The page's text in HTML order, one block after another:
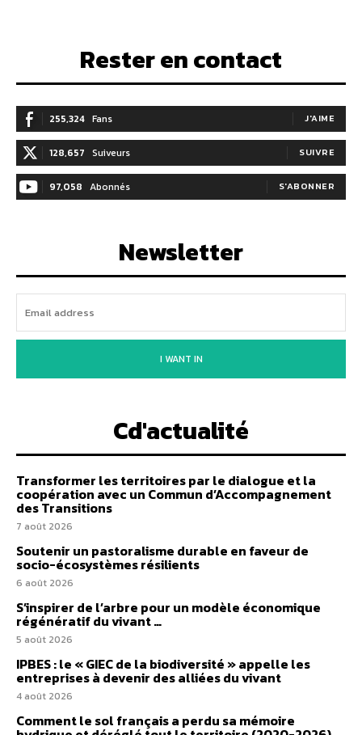
Rester en contact
255,324 Fans J'AIME
128,657 Suiveurs SUIVRE
97,058 Abonnés S'ABONNER
Newsletter
I WANT IN
Cd'actualité
Transformer les territoires par le dialogue et la
coopération avec un Commun d’Accompagnement
des Transitions
7 août 2026
Soutenir un pastoralisme durable en faveur de
socio-écosystèmes résilients
6 août 2026
S’inspirer de l’arbre pour un modèle économique
régénératif du vivant …
5 août 2026
IPBES : le « GIEC de la biodiversité » appelle les
entreprises à devenir des alliées du vivant
4 août 2026
Comment le sol français a perdu sa mémoire